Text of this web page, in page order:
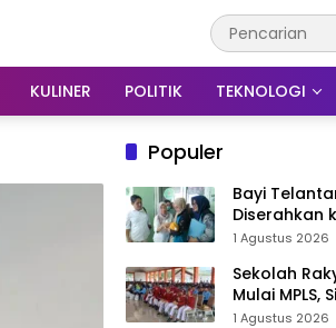
KULINER POLITIK TEKNOLOGI
Populer
Bayi
Diserahkan
Sidoarjo,
1 Agustus 2026
Sekolah
Mulai MPLS,
dari
1 Agustus 2026